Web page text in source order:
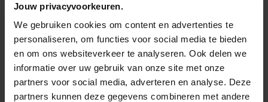
Jouw privacyvoorkeuren.
We gebruiken cookies om content en advertenties te
personaliseren, om functies voor social media te bieden
en om ons websiteverkeer te analyseren. Ook delen we
informatie over uw gebruik van onze site met onze
partners voor social media, adverteren en analyse. Deze
partners kunnen deze gegevens combineren met andere